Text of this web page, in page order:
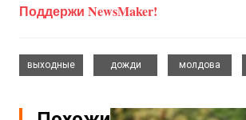
Поддержи NewsMaker!
выходные
дожди
молдова